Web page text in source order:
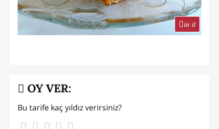
in it
OY VER:
Bu tarife kaç yıldız verirsiniz?